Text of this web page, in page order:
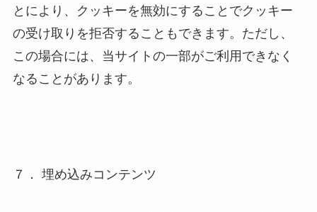
とにより、クッキーを無効にすることでクッキー
の受け取りを拒否することもできます。ただし、
この場合には、当サイトの一部がご利用できなく
なることがあります。
７． 埋め込みコンテンツ